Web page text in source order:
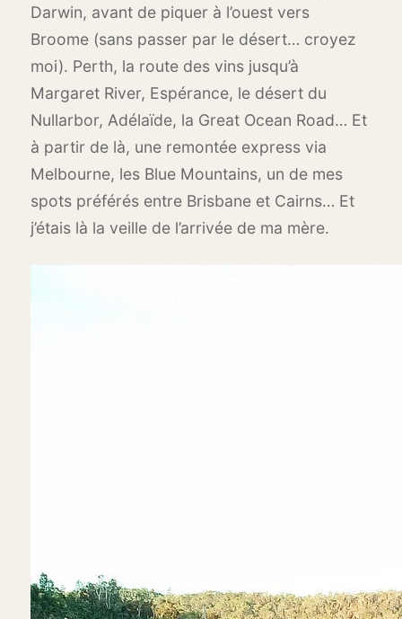
Darwin, avant de piquer à l’ouest vers
Broome (sans passer par le désert… croyez
moi). Perth, la route des vins jusqu’à
Margaret River, Espérance, le désert du
Nullarbor, Adélaïde, la Great Ocean Road… Et
à partir de là, une remontée express via
Melbourne, les Blue Mountains, un de mes
spots préférés entre Brisbane et Cairns… Et
j’étais là la veille de l’arrivée de ma mère.